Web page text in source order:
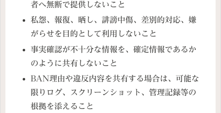
者へ無断で提供しないこと
私怨、報復、晒し、誹謗中傷、差別的対応、嫌
がらせを目的として利用しないこと
事実確認が不十分な情報を、確定情報であるか
のように共有しないこと
BAN理由や違反内容を共有する場合は、可能な
限りログ、スクリーンショット、管理記録等の
根拠を添えること